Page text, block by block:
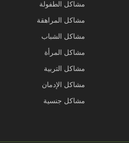
مشاكل الطفولة
مشاكل المراهقة
مشاكل الشباب
مشاكل المرأة
مشاكل التربية
مشاكل الإدمان
مشاكل جنسية